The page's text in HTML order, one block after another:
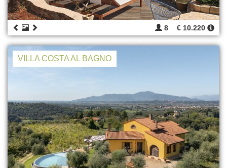
8 € 10.220
VILLA COSTA AL BAGNO